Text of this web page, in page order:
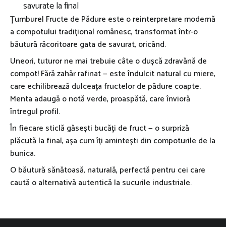
savurate la final
Țumburel Fructe de Pădure este o reinterpretare modernă
a compotului tradițional românesc, transformat într-o
băutură răcoritoare gata de savurat, oricând.
Uneori, tuturor ne mai trebuie câte o dușcă zdravănă de
compot! Fără zahăr rafinat — este îndulcit natural cu miere,
care echilibrează dulceața fructelor de pădure coapte.
Menta adaugă o notă verde, proaspătă, care învioră
întregul profil.
În fiecare sticlă găsești bucăți de fruct — o surpriză
plăcută la final, așa cum îți amintești din compoturile de la
bunica.
O băutură sănătoasă, naturală, perfectă pentru cei care
caută o alternativă autentică la sucurile industriale.